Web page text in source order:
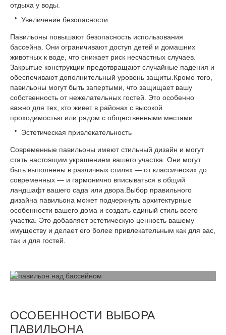
отдыха у воды.
Увеличение безопасности
Павильоны повышают безопасность использования
бассейна. Они ограничивают доступ детей и домашних
животных к воде, что снижает риск несчастных случаев.
Закрытые конструкции предотвращают случайные падения и
обеспечивают дополнительный уровень защиты.Кроме того,
павильоны могут быть запертыми, что защищает вашу
собственность от нежелательных гостей. Это особенно
важно для тех, кто живет в районах с высокой
проходимостью или рядом с общественными местами.
Эстетическая привлекательность
Современные павильоны имеют стильный дизайн и могут
стать настоящим украшением вашего участка. Они могут
быть выполнены в различных стилях — от классических до
современных — и гармонично вписываться в общий
ландшафт вашего сада или двора.Выбор правильного
дизайна павильона может подчеркнуть архитектурные
особенности вашего дома и создать единый стиль всего
участка. Это добавляет эстетическую ценность вашему
имуществу и делает его более привлекательным как для вас,
так и для гостей.
ОСОБЕННОСТИ ВЫБОРА
ПАВИЛЬОНА